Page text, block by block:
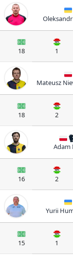
18 1
Mateusz
18 2
Adam
16 2
Yurii
15 1